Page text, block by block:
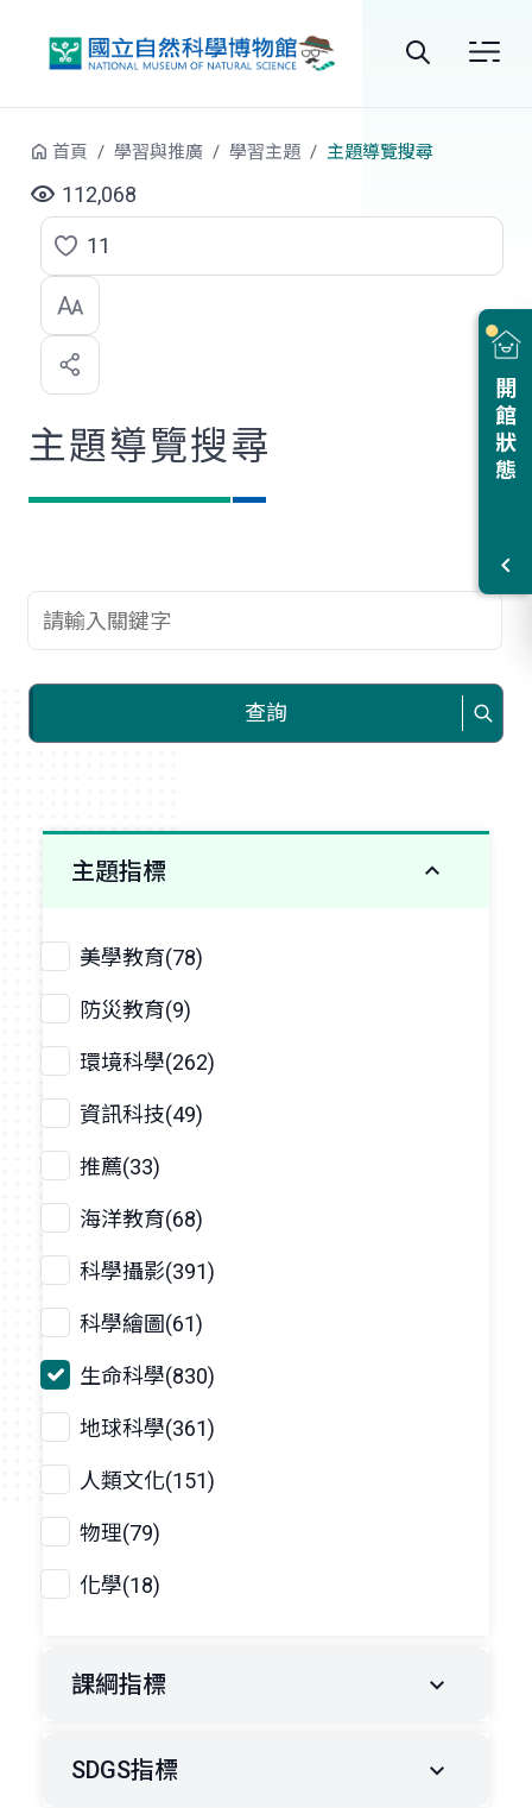
站
尋
開館狀態
首頁 學習與推廣 學習主題 主題導覽搜尋
112,068
點
選
喜
歡
11
主題導覽搜尋
查詢關鍵字
查詢
主題指標
美學教育(78)
防災教育(9)
環境科學(262)
資訊科技(49)
推薦(33)
海洋教育(68)
科學攝影(391)
科學繪圖(61)
生命科學(830)
地球科學(361)
人類文化(151)
物理(79)
化學(18)
課綱指標
SDGS指標